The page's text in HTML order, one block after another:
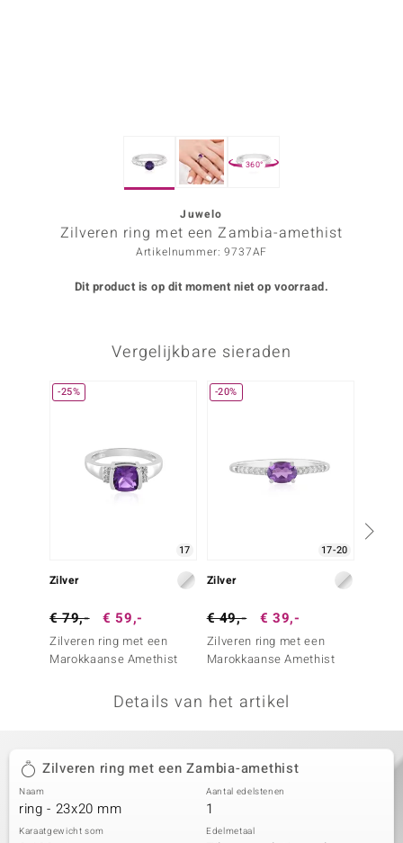
Collection
360°
Juwelo
Zilveren ring met een Zambia-amethist
Artikelnummer: 9737AF
Dit product is op dit moment niet op voorraad.
Vergelijkbare sieraden
-25%
17
Zilver
€ 79,- € 59,-
Zilveren ring met een
Marokkaanse Amethist
-20%
17-20
Zilver
€ 49,- € 39,-
Zilveren ring met een
Marokkaanse Amethist
Details van het artikel
Zilveren ring met een Zambia-amethist
Naam
ring - 23x20 mm
Aantal edelstenen
1
Karaatgewicht som Edelmetaal